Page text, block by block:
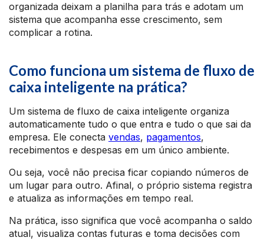
organizada deixam a planilha para trás e adotam um
sistema que acompanha esse crescimento, sem
complicar a rotina.
Como funciona um sistema de fluxo de
caixa inteligente na prática?
Um sistema de fluxo de caixa inteligente organiza
automaticamente tudo o que entra e tudo o que sai da
empresa. Ele conecta vendas, pagamentos,
recebimentos e despesas em um único ambiente.
Ou seja, você não precisa ficar copiando números de
um lugar para outro. Afinal, o próprio sistema registra
e atualiza as informações em tempo real.
Na prática, isso significa que você acompanha o saldo
atual, visualiza contas futuras e toma decisões com